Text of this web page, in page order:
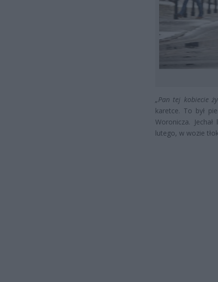
„Pan tej kobiecie
karetce. To był
Woronicza.
lutego, w wozie